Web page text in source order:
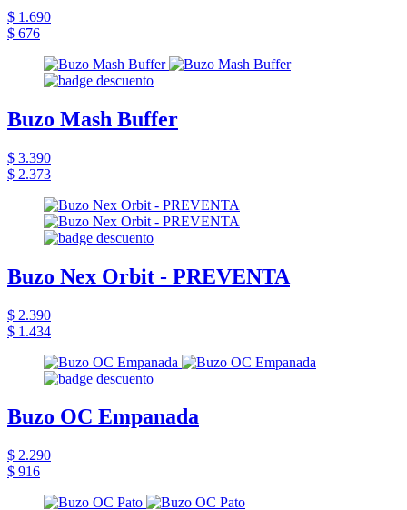
$ 1.690
$ 676
Buzo Mash Buffer
$ 3.390
$ 2.373
Buzo Nex Orbit - PREVENTA
$ 2.390
$ 1.434
Buzo OC Empanada
$ 2.290
$ 916